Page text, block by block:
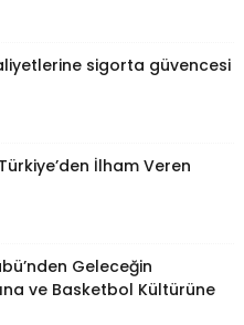
sigorta güvencesi
İlham Veren
Geleceğin
ve Basketbol Kültürüne